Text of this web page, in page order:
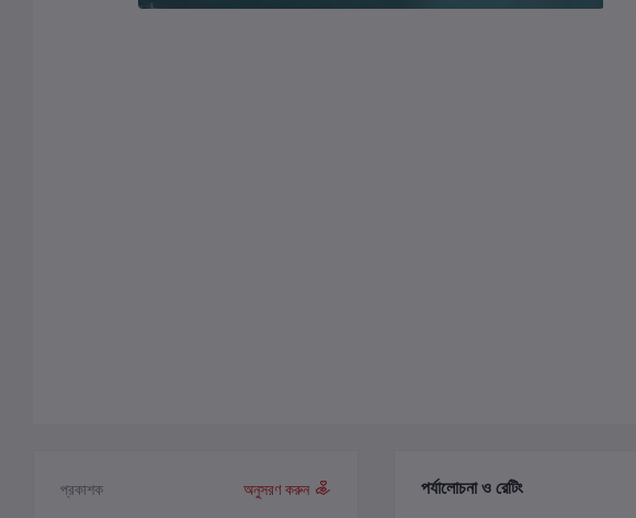
প্রকাশক
অনুসরণ করুন
পর্যালোচনা ও রেটিং